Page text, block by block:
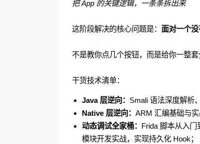
把 App 的关键逻辑，一条条拆出来
这阶段解决的核心问题是： 面对一个
不是教你点几个按钮，而是给你一整套
干货技术清单：
Java 层逆向： Smali 语法深度解析
Native 层逆向： ARM 汇编基础与
动态调试全家桶： Frida 脚本从入
模块开发实战，实现持久化 Hook；